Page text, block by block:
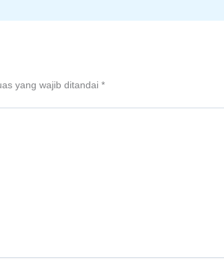
yang wajib ditandai *